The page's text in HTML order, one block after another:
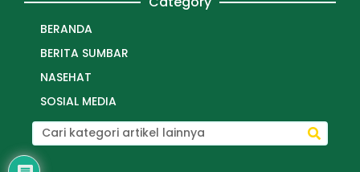
BERANDA
BERITA SUMBAR
NASEHAT
SOSIAL MEDIA